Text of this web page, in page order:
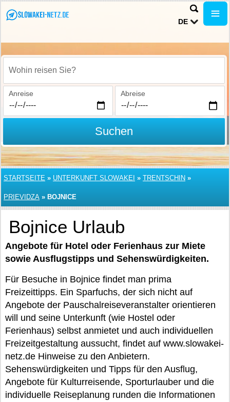
DE
Wohin reisen Sie?
Anreise Abreise
Suchen
STARTSEITE » UNTERKUNFT SLOWAKEI » TRENTSCHIN »
PRIEVIDZA » BOJNICE
Bojnice Urlaub
Angebote für Hotel oder Ferienhaus zur Miete
sowie Ausflugstipps und Sehenswürdigkeiten.
Für Besuche in Bojnice findet man prima
Freizeittipps. Ein Sparfuchs, der sich nicht auf
Angebote der Pauschalreiseveranstalter orientieren
will und seine Unterkunft (wie Hostel oder
Ferienhaus) selbst anmietet und auch individuellen
Freizeitgestaltung aussucht, findet auf www.slowakei-
netz.de Hinweise zu den Anbietern.
Sehenswürdigkeiten und Tipps für den Ausflug,
Angebote für Kulturreisende, Sporturlauber und die
individuelle Reiseplanung runden die Informationen